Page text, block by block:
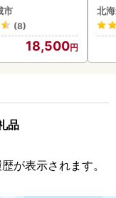
〕
市
(8)
18,500
ら
g (
)【
北
品
が表示されます。